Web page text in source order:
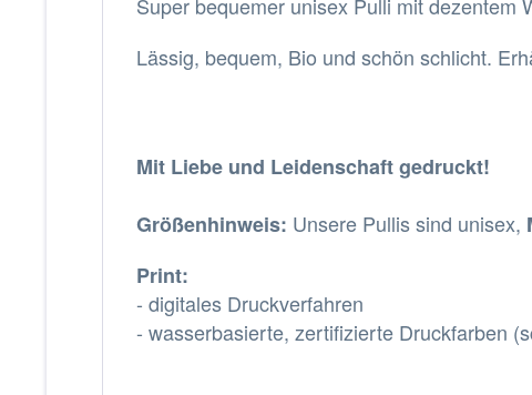
Lässig, bequem, Bio und schön schlicht.
Mit Liebe und Leidenschaft gedruckt!
Größenhinweis: Unsere Pullis sind unisex,
Print:
- digitales Druckverfahren
- wasserbasierte, zertifizierte Druckfarben